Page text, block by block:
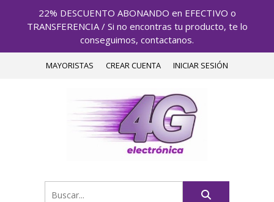
22% DESCUENTO ABONANDO en EFECTIVO o
TRANSFERENCIA / Si no encontras tu producto, te lo
conseguimos, contactanos.
MAYORISTAS CREAR CUENTA INICIAR SESIÓN